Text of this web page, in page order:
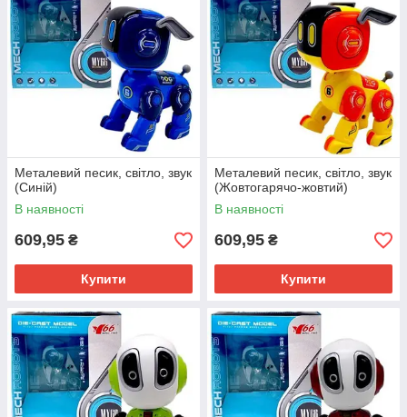
Металевий песик, світло, звук
(Синій)
В наявності
609,95 ₴
Купити
Металевий песик, світло, звук
(Жовтогарячо-жовтий)
В наявності
609,95 ₴
Купити